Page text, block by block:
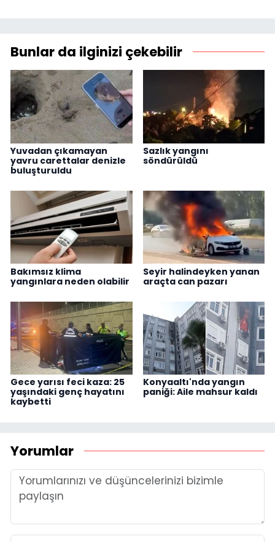
Bunlar da ilginizi çekebilir
Yuvadan çıkamayan
yavru carettalar denizle
buluşturuldu
Sazlık yangını
söndürüldü
Bakımsız klima
yangınlara neden olabilir
Seyir halindeyken yanan
araçta can pazarı
Gece yarısı feci kaza: 25
yaşındaki genç hayatını
kaybetti
Konyaaltı'nda yangın
paniği: Aile mahsur kaldı
Yorumlar